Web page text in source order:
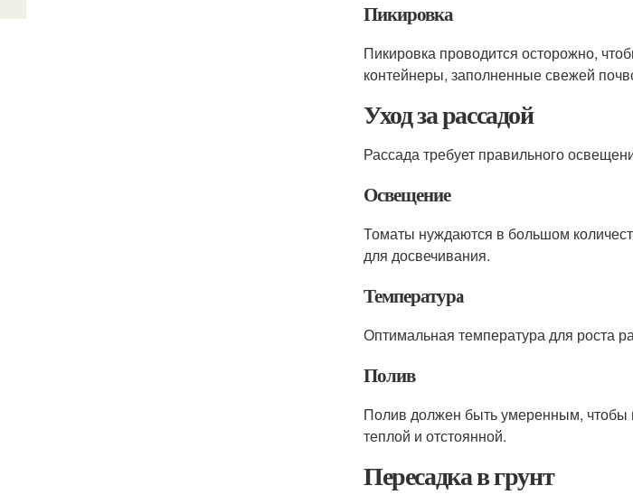
Пикировка
Пикировка проводится осторожно,
контейнеры, заполненные свежей
Уход за рассадой
Рассада требует правильного
Освещение
Томаты нуждаются в большом
для досвечивания.
Температура
Оптимальная температура для роста
Полив
Полив должен быть умеренным, чтобы
теплой и отстоянной.
Пересадка в грунт